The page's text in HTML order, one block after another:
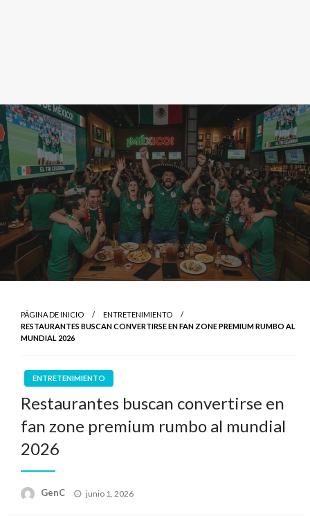
PÁGINA DE INICIO
ENTRETENIMIENTO
RESTAURANTES BUSCAN CONVERTIRSE EN FAN ZONE PREMIUM RUMBO AL
MUNDIAL 2026
ENTRETENIMIENTO
Restaurantes buscan convertirse en
fan zone premium rumbo al mundial
2026
GenC
Publicado
junio 1, 2026